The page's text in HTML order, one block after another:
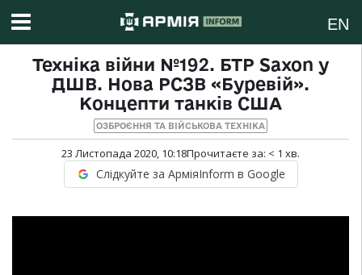
EN
Техніка війни №192. БТР Saxon у
ДШВ. Нова РСЗВ «Буревій».
Концепти танків США
ОЗБРОЄННЯ ТА ВІЙСЬКОВА ТЕХНІКА
23 Листопада 2020, 10:18Прочитаєте за: < 1 хв.
Слідкуйте за АрміяInform в Google